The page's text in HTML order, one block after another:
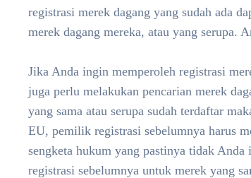
registrasi merek dagang yang sudah ada
merek dagang mereka, atau yang serupa.
Jika Anda ingin memperoleh registrasi
juga perlu melakukan pencarian merek
yang sama atau serupa sudah terdaftar
EU, pemilik registrasi sebelumnya harus
sengketa hukum yang pastinya tidak
registrasi sebelumnya untuk merek yang